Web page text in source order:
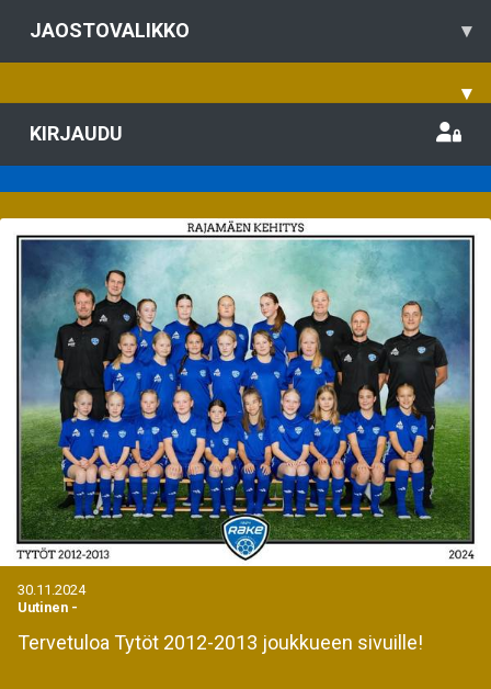
JAOSTOVALIKKO ▾
▾
KIRJAUDU
30.11.2024
Uutinen -
Tervetuloa Tytöt 2012-2013 joukkueen sivuille!